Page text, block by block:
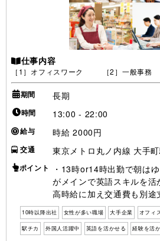
仕事内容
［1］オフィスワーク ［2］一般事務
期間 長期
時間 13:00 - 22:00
給与 時給 2000円
交通 東京メトロ丸ノ内線 大手
ポイント
・13時or14時出勤で朝は
がメインで英語スキルを活
高時給に加え交通費も別途
10時以降出社 女性が多い職場 大手企業 オフィ
駅チカ 外国人活躍中 英語を活かせる 経験を活